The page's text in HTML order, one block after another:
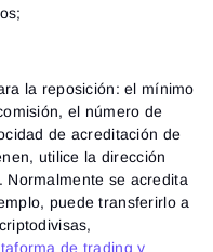
la reposición: el mínimo
el número de
de acreditación de
utilice la dirección
Normalmente se acredita
puede transferirlo a
de trading y